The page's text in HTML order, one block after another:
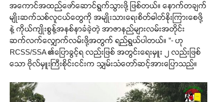
အကောင်အထည်ဖော်ဆောင်ရွက်သွားဖို့ ဖြစ်တယ်။ နောက်တချက်
မျိုးဆက်သစ်လူငယ်တွေကို အမျိုးသားရေးစိတ်ဓါတ်နိုးကြားစေဖို့
နဲ့ ကိုယ်ကျိုးစွန့်အနစ်နာခံခဲ့တဲ့ အာဇာနည်များလမ်းအတိုင်း
ဆက်လက်လျှောက်လမ်းဖို့အတွက် ရည်ရွယ်ပါတယ်။ ”- ဟု
RCSS/SSA ၏ပြောခွင့်ရ လည်းဖြစ် အတွင်းရေးမှူး ၂ လည်းဖြစ်
သော ဗိုလ်မှူးကြီးစိုင်းငင်းက သျှမ်းသံတော်ဆင့်အားပြောသည်။